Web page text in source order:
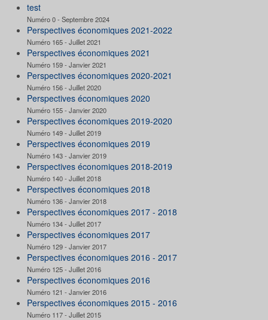
test
Numéro 0 - Septembre 2024
Perspectives économiques 2021-2022
Numéro 165 - Juillet 2021
Perspectives économiques 2021
Numéro 159 - Janvier 2021
Perspectives économiques 2020-2021
Numéro 156 - Juillet 2020
Perspectives économiques 2020
Numéro 155 - Janvier 2020
Perspectives économiques 2019-2020
Numéro 149 - Juillet 2019
Perspectives économiques 2019
Numéro 143 - Janvier 2019
Perspectives économiques 2018-2019
Numéro 140 - Juillet 2018
Perspectives économiques 2018
Numéro 136 - Janvier 2018
Perspectives économiques 2017 - 2018
Numéro 134 - Juillet 2017
Perspectives économiques 2017
Numéro 129 - Janvier 2017
Perspectives économiques 2016 - 2017
Numéro 125 - Juillet 2016
Perspectives économiques 2016
Numéro 121 - Janvier 2016
Perspectives économiques 2015 - 2016
Numéro 117 - Juillet 2015